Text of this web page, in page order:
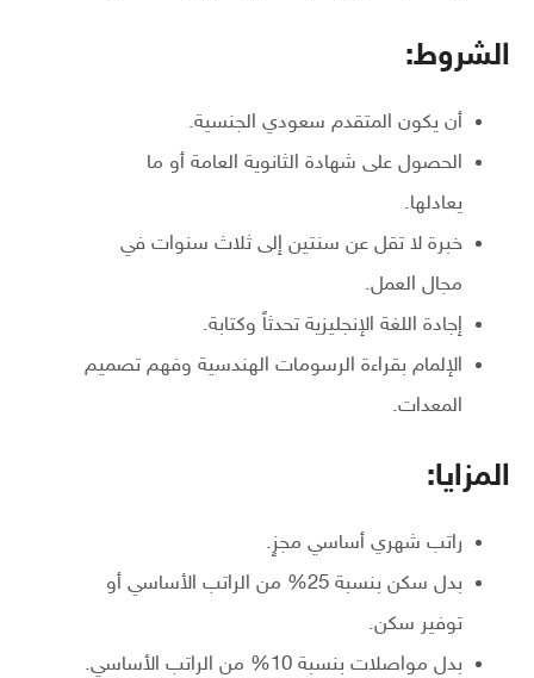
الشروط:
أن يكون المتقدم سعودي الجنسية.
الحصول على شهادة الثانوية العامة أو ما
يعادلها.
خبرة لا تقل عن سنتين إلى ثلاث سنوات في
مجال العمل.
إجادة اللغة الإنجليزية تحدثاً وكتابة.
الإلمام بقراءة الرسومات الهندسية وفهم تصميم
المعدات.
المزايا:
راتب شهري أساسي مجزٍ.
بدل سكن بنسبة 25% من الراتب الأساسي أو
توفير سكن.
بدل مواصلات بنسبة 10% من الراتب الأساسي.